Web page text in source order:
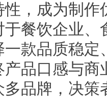
，成为制
餐饮企业
款品质稳
品口感与
品牌，决策